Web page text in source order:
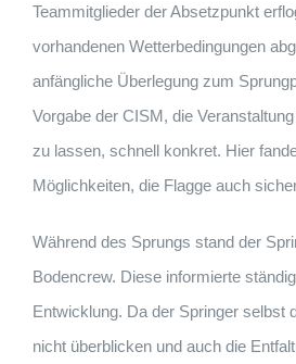
Teammitglieder der Absetzpunkt
vorhandenen Wetterbedingungen
anfängliche Überlegung zum
Vorgabe der CISM, die
zu lassen, schnell konkret. Hier
Möglichkeiten, die Flagge auch
Während des Sprungs stand der
Bodencrew. Diese informierte
Entwicklung. Da der Springer selbst
nicht überblicken und auch die